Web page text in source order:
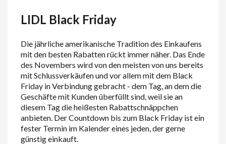
LIDL Black Friday
Die jährliche amerikanische Tradition des Einkaufens
mit den besten Rabatten rückt immer näher. Das Ende
des Novembers wird von den meisten von uns bereits
mit Schlussverkäufen und vor allem mit dem Black
Friday in Verbindung gebracht - dem Tag, an dem die
Geschäfte mit Kunden überfüllt sind, weil sie an
diesem Tag die heißesten Rabattschnäppchen
anbieten. Der Countdown bis zum Black Friday ist ein
fester Termin im Kalender eines jeden, der gerne
günstig einkauft.